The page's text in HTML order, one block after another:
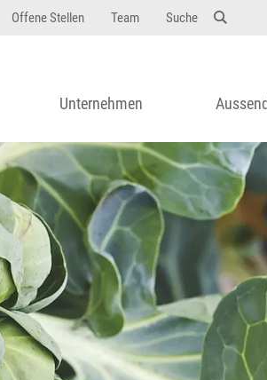
Offene Stellen Team Suche
Unternehmen